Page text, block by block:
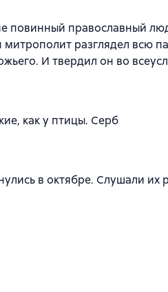
повинный православный
разглядел всю
И твердил он во
как у птицы. Серб
в октябре. Слушали их